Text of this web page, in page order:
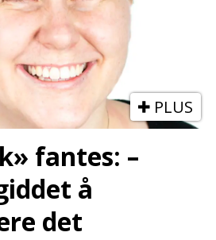
PLUS
fantes: –
å
det